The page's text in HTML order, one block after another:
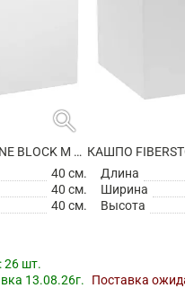
search
КАШПО FIBERSTONE BLOCK M GLOSSY WHITE
40 см.
40 см.
40 см.
26 шт.
13.08.26г.
Длина
Ширина
Высота
Поставка